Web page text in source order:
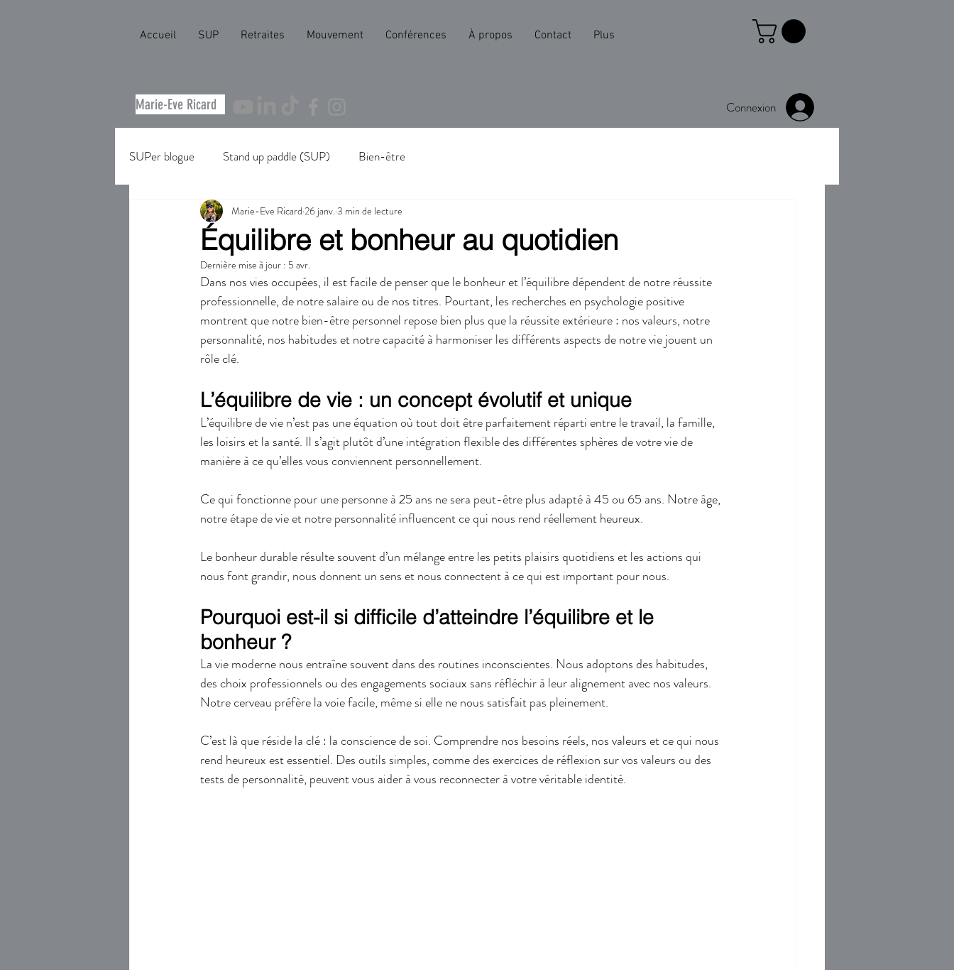
Accueil SUP Retraites Mouvement Conférences À propos Contact Plus
Marie-Eve Ricard Connexion
SUPer blogue Stand up paddle (SUP) Bien-être
Équilibre et bonheur au quotidien
Marie-Eve Ricard 26 janv. 3 min de lecture
Dernière mise à jour : 5 avr.
Dans nos vies occupées, il est facile de penser que le bonheur et l’équilibre dépendent de notre réussite
professionnelle, de notre salaire ou de nos titres. Pourtant, les recherches en psychologie positive
montrent que notre bien-être personnel repose bien plus que la réussite extérieure : nos valeurs, notre
personnalité, nos habitudes et notre capacité à harmoniser les différents aspects de notre vie jouent un
rôle clé.
L’équilibre de vie : un concept évolutif et unique
L’équilibre de vie n’est pas une équation où tout doit être parfaitement réparti entre le travail, la famille,
les loisirs et la santé. Il s’agit plutôt d’une intégration flexible des différentes sphères de votre vie de
manière à ce qu’elles vous conviennent personnellement.
Ce qui fonctionne pour une personne à 25 ans ne sera peut-être plus adapté à 45 ou 65 ans. Notre âge,
notre étape de vie et notre personnalité influencent ce qui nous rend réellement heureux.
Le bonheur durable résulte souvent d’un mélange entre les petits plaisirs quotidiens et les actions qui
nous font grandir, nous donnent un sens et nous connectent à ce qui est important pour nous.
Pourquoi est-il si difficile d’atteindre l’équilibre et le
bonheur ?
La vie moderne nous entraîne souvent dans des routines inconscientes. Nous adoptons des habitudes,
des choix professionnels ou des engagements sociaux sans réfléchir à leur alignement avec nos valeurs.
Notre cerveau préfère la voie facile, même si elle ne nous satisfait pas pleinement.
C’est là que réside la clé : la conscience de soi. Comprendre nos besoins réels, nos valeurs et ce qui nous
rend heureux est essentiel. Des outils simples, comme des exercices de réflexion sur vos valeurs ou des
tests de personnalité, peuvent vous aider à vous reconnecter à votre véritable identité.